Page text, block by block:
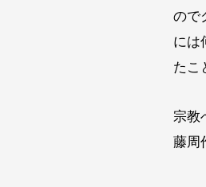
ので
には
たこ
宗教
藤周